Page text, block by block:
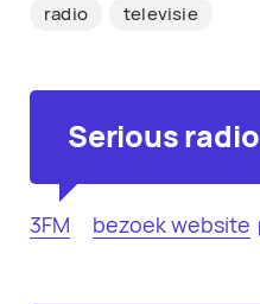
radio televisie
Serious radio
3FM bezoek website